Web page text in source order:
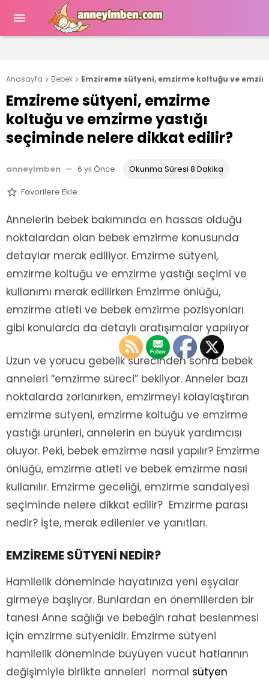

Anasayfa  Bebek  Emzireme sütyeni, emzirme koltuğu ve
Emzireme sütyeni, emzirme
koltuğu ve emzirme yastığı
seçiminde nelere dikkat edilir?
anneyimben — 6 yıl Önce Okunma Süresi 8 Dakika
 Favorilere Ekle
Annelerin bebek bakımında en hassas olduğu
noktalardan olan bebek emzirme konusunda
detaylar merak ediliyor. Emzirme sütyeni,
emzirme koltuğu ve emzirme yastığı seçimi ve
kullanımı merak edilirken Emzirme önlüğü,
emzirme atleti ve bebek emzirme pozisyonları
gibi konularda da detaylı aratışımalar yapılıyor
Uzun ve yorucu gebelik sürecinden sonra bebek
anneleri “emzirme süreci” bekliyor. Anneler bazı
noktalarda zorlanırken, emzirmeyi kolaylaştıran
emzirme sütyeni, emzirme koltuğu ve emzirme
yastığı ürünleri, annelerin en büyük yardımcısı
oluyor. Peki, bebek emzirme nasıl yapılır? Emzirme
önlüğü, emzirme atleti ve bebek emzirme nasıl
kullanılır. Emzirme geceliği, emzirme sandalyesi
seçiminde nelere dikkat edilir? Emzirme parası
nedir? İşte, merak edilenler ve yanıtları.
EMZİREME SÜTYENİ NEDİR?
Hamilelik döneminde hayatınıza yeni eşyalar
girmeye başlıyor. Bunlardan en önemlilerden bir
tanesi Anne sağlığı ve bebeğin rahat beslenmesi
için emzirme sütyenidir. Emzirme sütyeni
hamilelik döneminde büyüyen vücut hatlarının
değişimiyle birlikte anneleri normal sütyen